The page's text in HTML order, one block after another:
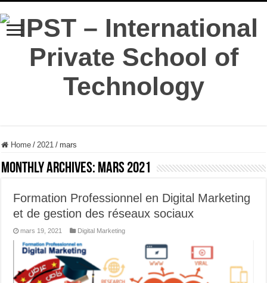
Home / 2021 / mars
Monthly Archives: mars 2021
Formation Professionnel en Digital Marketing
et de gestion des réseaux sociaux
mars 19, 2021 Digital Marketing